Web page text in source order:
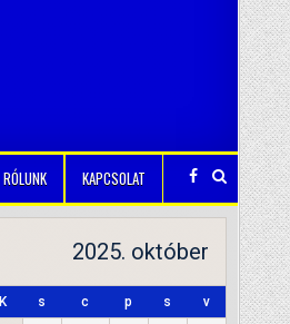
RÓLUNK KAPCSOLAT
2025. október
K s c p s v